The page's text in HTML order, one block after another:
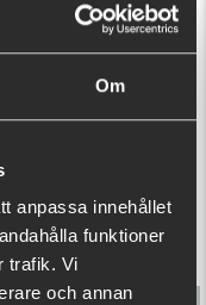
Om
anpassa innehållet
funktioner
trafik. Vi
och annan